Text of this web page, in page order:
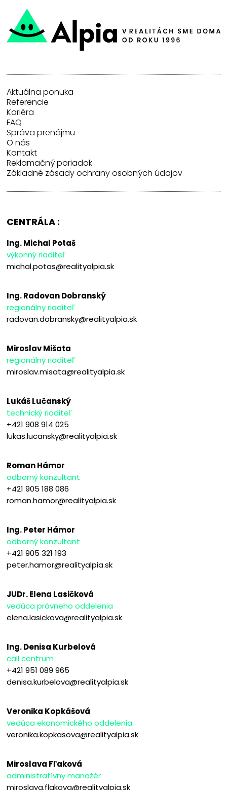
Aktuálna ponuka
Referencie
Kariéra
FAQ
Správa prenájmu
O nás
Kontakt
Reklamačný poriadok
Základné zásady ochrany osobných údajov
CENTRÁLA :
Ing. Michal Potaš
výkonný riaditeľ
michal.potas@realityalpia.sk
Ing. Radovan Dobranský
regionálny riaditeľ
radovan.dobransky@realityalpia.sk
Miroslav Mišata
regionálny riaditeľ
miroslav.misata@realityalpia.sk
Lukáš Lučanský
technický riaditeľ
+421 908 914 025
lukas.lucansky@realityalpia.sk
Roman Hámor
odborný konzultant
+421 905 188 086
roman.hamor@realityalpia.sk
Ing. Peter Hámor
odborný konzultant
+421 905 321 193
peter.hamor@realityalpia.sk
JUDr. Elena Lasičková
vedúca právneho oddelenia
elena.lasickova@realityalpia.sk
Ing. Denisa Kurbelová
call centrum
+421 951 089 965
denisa.kurbelova@realityalpia.sk
Veronika Kopkášová
vedúca ekonomického oddelenia
veronika.kopkasova@realityalpia.sk
Miroslava Fľaková
administratívny manažér
miroslava.flakova@realityalpia.sk